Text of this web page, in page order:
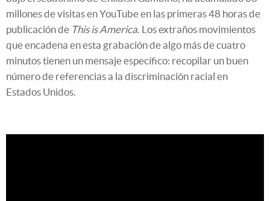
millones de visitas en YouTube en las primeras 48 horas de
publicación de This is America . Los extraños movimientos
que encadena en esta grabación de algo más de cuatro
minutos tienen un mensaje específico: recopilar un buen
número de referencias a la discriminación racial en
Estados Unidos.